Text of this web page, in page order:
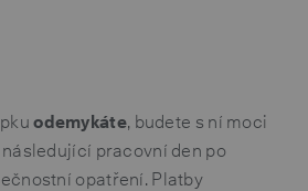
odemykáte, budete s ní moci
pracovní den po
opatření. Platby